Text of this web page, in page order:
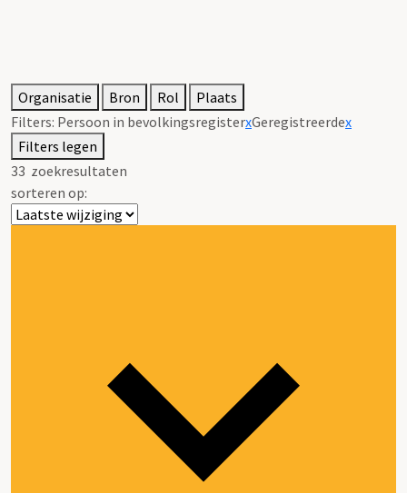
Organisatie Bron Rol
Plaats
Filters: Persoon in bevolkingsregisterxGeregistreerdex
Filters legen
33 zoekresultaten
sorteren op: